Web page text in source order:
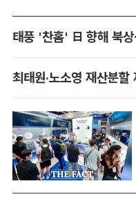
태풍 '찬홈' 日 향해 북
최태원·노소영 재산분